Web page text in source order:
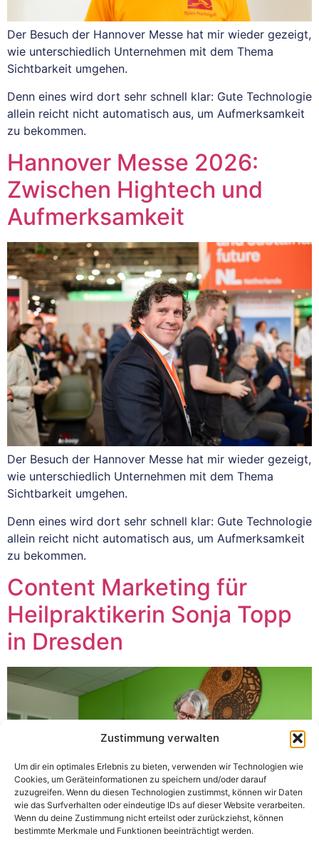
Zustimmung verwalten
Um dir ein optimales Erlebnis zu bieten, verwenden wir Technologien wie
Cookies, um Geräteinformationen zu speichern und/oder darauf
zuzugreifen. Wenn du diesen Technologien zustimmst, können wir Daten
wie das Surfverhalten oder eindeutige IDs auf dieser Website verarbeiten.
Wenn du deine Zustimmung nicht erteilst oder zurückziehst, können
bestimmte Merkmale und Funktionen beeinträchtigt werden.
Der Besuch der Hannover Messe hat mir wieder gezeigt,
wie unterschiedlich Unternehmen mit dem Thema
Sichtbarkeit umgehen.
Denn eines wird dort sehr schnell klar: Gute Technologie
allein reicht nicht automatisch aus, um Aufmerksamkeit
zu bekommen.
Hannover Messe 2026:
Zwischen Hightech und
Aufmerksamkeit
Der Besuch der Hannover Messe hat mir wieder gezeigt,
wie unterschiedlich Unternehmen mit dem Thema
Sichtbarkeit umgehen.
Denn eines wird dort sehr schnell klar: Gute Technologie
allein reicht nicht automatisch aus, um Aufmerksamkeit
zu bekommen.
Content Marketing für
Heilpraktikerin Sonja Topp
in Dresden